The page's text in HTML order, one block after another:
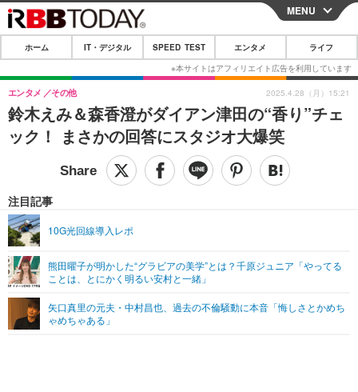
CLOSE
ホーム
IT・デジタル
IT・デジタルTOP スマートフォン
ショッピング その他
SPEED TEST
エンタメTOP 映画・ドラマ
グラビア
ショッピング その他
ライフTOP
その他
リリース一覧
プッシュ通知の停止方法
MENU
ホーム IT・デジタル SPEED TEST エンタメ ライフ
鈴木えみ＆森香澄がダイアン津田の“香り”チェ
ック！ まさかの回答にスタジオ大爆笑
エンタメ その他
注目記事
10G光回線導入レポ
熊田曜子が明かした“グラビアの美学”とは？千原ジュニア「やってる
ことは、とにかく明るい安村と一緒」
矢口真里の元夫・中村昌也、過去の不倫騒動に本音「悔しさとかめち
ゃめちゃある」
2025.4.28（月）15:21